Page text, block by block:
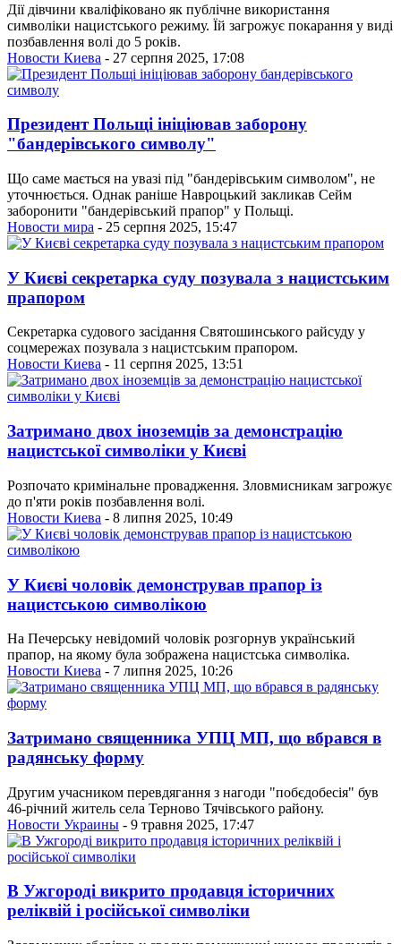
Дії дівчини кваліфіковано як публічне використання
символіки нацистського режиму. Їй загрожує покарання у виді
позбавлення волі до 5 років.
Новости Киева - 27 серпня 2025, 17:08
Президент Польщі ініціював заборону
"бандерівського символу"
Що саме мається на увазі під "бандерівським символом", не
уточнюється. Однак раніше Навроцький закликав Сейм
заборонити "бандерівський прапор" у Польщі.
Новости мира - 25 серпня 2025, 15:47
У Києві секретарка суду позувала з нацистським
прапором
Секретарка судового засідання Святошинського райсуду у
соцмережах позувала з нацистським прапором.
Новости Киева - 11 серпня 2025, 13:51
Затримано двох іноземців за демонстрацію
нацистської символіки у Києві
Розпочато кримінальне провадження. Зловмисникам загрожує
до п'яти років позбавлення волі.
Новости Киева - 8 липня 2025, 10:49
У Києві чоловік демонстрував прапор із
нацистською символікою
На Печерську невідомий чоловік розгорнув український
прапор, на якому була зображена нацистська символіка.
Новости Киева - 7 липня 2025, 10:26
Затримано священника УПЦ МП, що вбрався в
радянську форму
Другим учасником перевдягання з нагоди "побєдобесія" був
46-річний житель села Терново Тячівського району.
Новости Украины - 9 травня 2025, 17:47
В Ужгороді викрито продавця історичних
реліквій і російської символіки